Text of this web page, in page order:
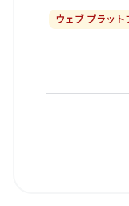
ウェブ プラット